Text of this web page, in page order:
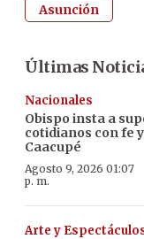
Asunción
Últimas
Nacionales
Obispo insta a
cotidianos con fe
Caacupé
Agosto 9, 2026 01:07
p. m.
Arte y